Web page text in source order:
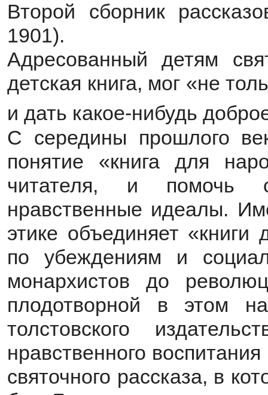
Второй сборник
1901).
Адресованный детям
детская книга, мог «не
и дать какое-нибудь
С середины прошлого
понятие «книга для
читателя, и помочь
нравственные идеалы.
этике объединяет
по убеждениям и
монархистов до
плодотворной в этом
толстовского
нравственного
святочного рассказа, в